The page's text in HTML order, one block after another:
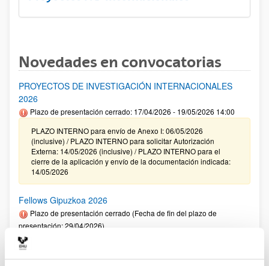
Novedades en convocatorias
PROYECTOS DE INVESTIGACIÓN INTERNACIONALES
2026
Plazo de presentación cerrado: 17/04/2026 - 19/05/2026 14:00
PLAZO INTERNO para envío de Anexo I: 06/05/2026
(inclusive) / PLAZO INTERNO para solicitar Autorización
Externa: 14/05/2026 (inclusive) / PLAZO INTERNO para el
cierre de la aplicación y envío de la documentación indicada:
14/05/2026
Fellows Gipuzkoa 2026
Plazo de presentación cerrado (Fecha de fin del plazo de
presentación: 29/04/2026)